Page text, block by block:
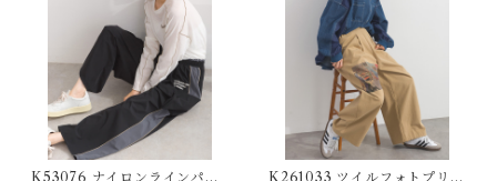
K53076 ナイロンラインパン
K261033 ツイルフォトプリン